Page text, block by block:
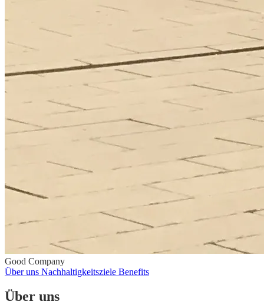
Good Company
Über uns Nachhaltigkeitsziele Benefits
Über uns